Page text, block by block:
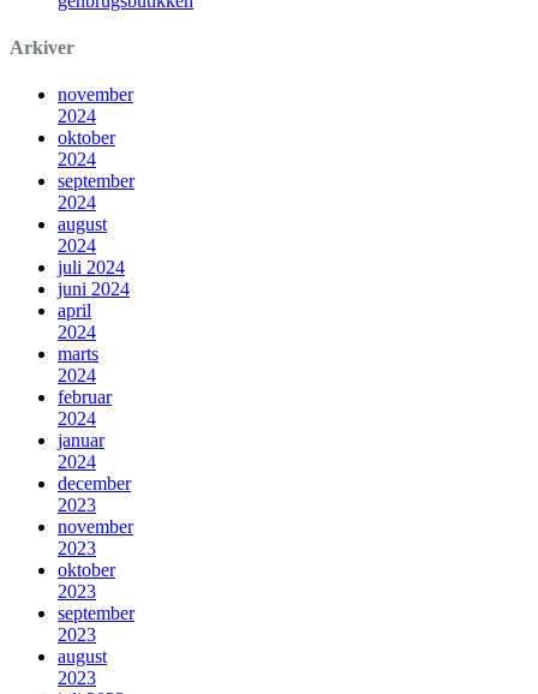
Arkiver
november
2024
oktober
2024
september
2024
august
2024
juli 2024
juni 2024
april
2024
marts
2024
februar
2024
januar
2024
december
2023
november
2023
oktober
2023
september
2023
august
2023